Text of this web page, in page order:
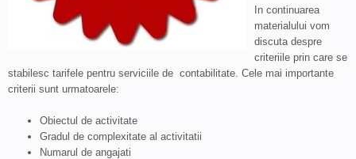
In continuarea
materialului vom
discuta despre
criteriile prin care se
stabilesc tarifele pentru serviciile de contabilitate. Cele mai importante
criterii sunt urmatoarele:
Obiectul de activitate
Gradul de complexitate al activitatii
Numarul de angajati